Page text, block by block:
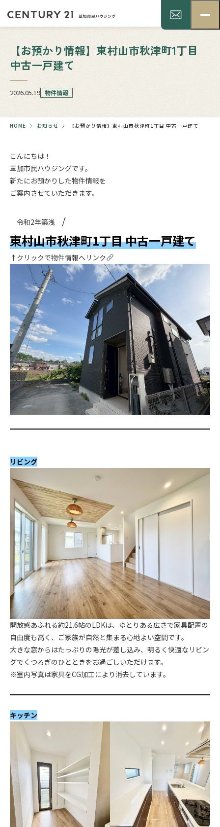
【お預かり情報】東村山市秋津町1丁目
中古一戸建て
2026.05.19 物件情報
HOME お知らせ 【お預かり情報】東村山市秋津町1丁目 中古一戸建て
こんにちは！
草加市民ハウジングです。
新たにお預かりした物件情報を
ご案内させていただきます。
令和2年築浅 /
東村山市秋津町1丁目 中古一戸建て
↑クリックで物件情報へリンク
リビング
開放感あふれる約21.6帖のLDKは、ゆとりある広さで家具配置の
自由度も高く、ご家族が自然と集まる心地よい空間です。
大きな窓からはたっぷりの陽光が差し込み、明るく快適なリビン
グでくつろぎのひとときをお過ごしいただけます。
※室内写真は家具をCG加工により消去しています。
キッチン